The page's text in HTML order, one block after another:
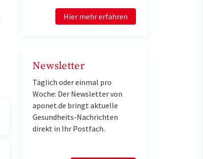
Hier mehr erfahren
Newsletter
Täglich oder einmal pro
Woche: Der Newsletter von
aponet.de bringt aktuelle
Gesundheits-Nachrichten
direkt in Ihr Postfach.